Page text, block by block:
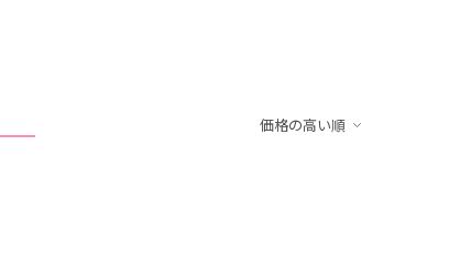
価格の高い順